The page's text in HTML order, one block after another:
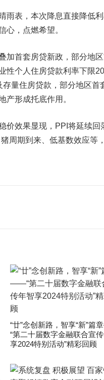
雨表，本次降息直接降低
心，点燃希望。
加首套房贷新政，部分地
性个人住房贷款利率下限
量住房贷款，部分地区首
产形成托底作用。
价效果显现，PPI将延续
周期到来、低基数效应等
“廿”念创新路，智享“新”
“第二十届数字金融联合宣
享2024特别活动”精彩回顾